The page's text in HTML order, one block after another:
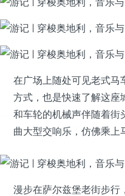
在广场上随处可见老式马
方式，也是快速了解这座
和车轮的机械声伴随着街
曲大型交响乐，仿佛乘上
漫步在萨尔兹堡老街步行